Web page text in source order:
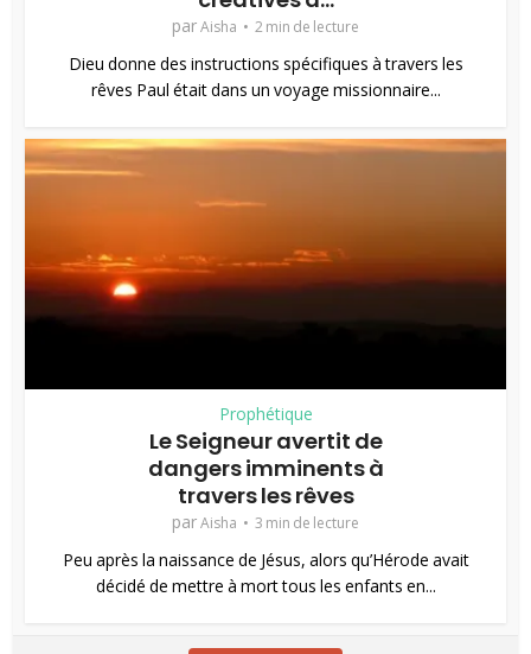
parAisha 2 min de lecture
Dieu donne des instructions spécifiques à travers les
rêves Paul était dans un voyage missionnaire...
Prophétique
Le Seigneur avertit de
dangers imminents à
travers les rêves
parAisha 3 min de lecture
Peu après la naissance de Jésus, alors qu’Hérode avait
décidé de mettre à mort tous les enfants en...